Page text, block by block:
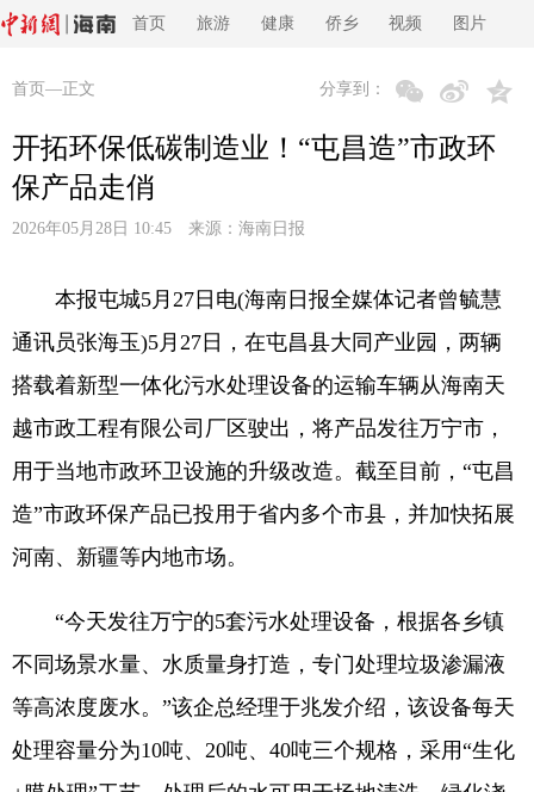
首页 旅游 健康 侨乡 视频 图片
首页 —正文 分享到：
开拓环保低碳制造业！“屯昌造”市政环
保产品走俏
2026年05月28日 10:45 来源： 海南日报
本报屯城5月27日电(海南日报全媒体记者曾毓慧
通讯员张海玉)5月27日，在屯昌县大同产业园，两辆
搭载着新型一体化污水处理设备的运输车辆从海南天
越市政工程有限公司厂区驶出，将产品发往万宁市，
用于当地市政环卫设施的升级改造。截至目前，“屯昌
造”市政环保产品已投用于省内多个市县，并加快拓展
河南、新疆等内地市场。
“今天发往万宁的5套污水处理设备，根据各乡镇
不同场景水量、水质量身打造，专门处理垃圾渗漏液
等高浓度废水。”该企总经理于兆发介绍，该设备每天
处理容量分为10吨、20吨、40吨三个规格，采用“生化